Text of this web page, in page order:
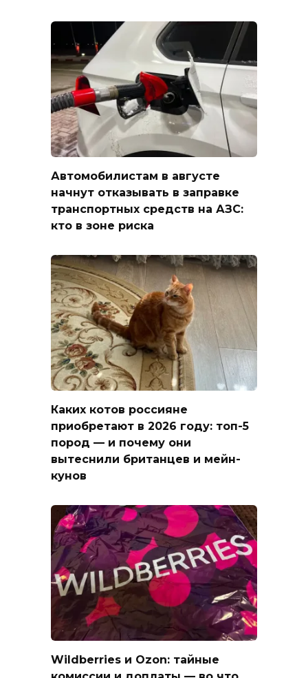
Автомобилистам в августе
начнут отказывать в заправке
транспортных средств на АЗС:
кто в зоне риска
Каких котов россияне
приобретают в 2026 году: топ-5
пород — и почему они
вытеснили британцев и мейн-
кунов
Wildberries и Ozon: тайные